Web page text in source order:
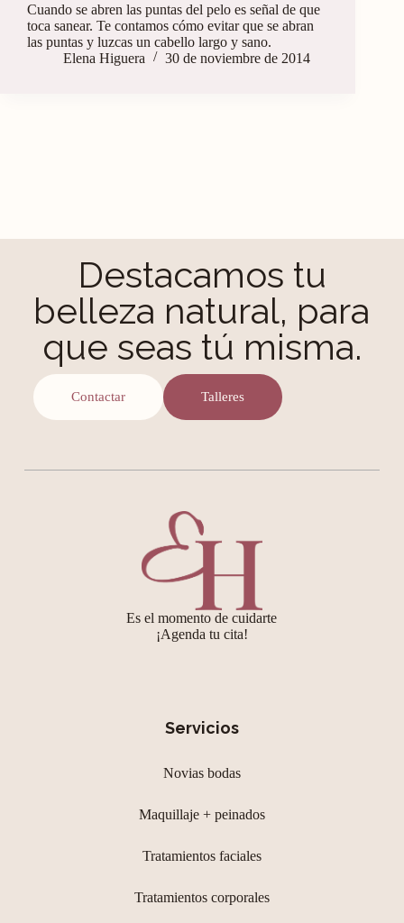
Cuando se abren las puntas del pelo es señal de que
toca sanear. Te contamos cómo evitar que se abran
las puntas y luzcas un cabello largo y sano.
Elena Higuera
30 de noviembre de 2014
Destacamos tu
belleza natural, para
que seas tú misma.
Contactar Talleres
Es el momento de cuidarte
¡Agenda tu cita!
Servicios
Novias bodas
Maquillaje + peinados
Tratamientos faciales
Tratamientos corporales